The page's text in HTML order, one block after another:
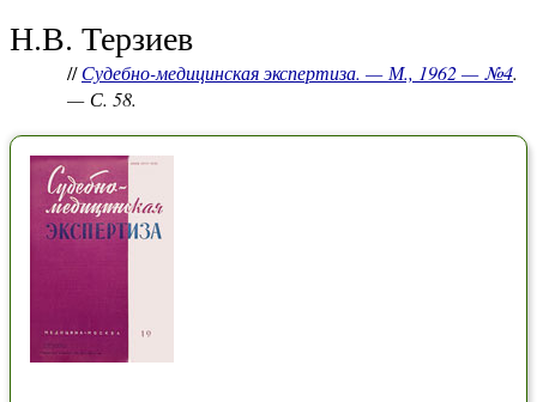
Н.В. Терзиев
//Судебно-медицинская экспертиза. — М., 1962 — №4.
— С. 58.